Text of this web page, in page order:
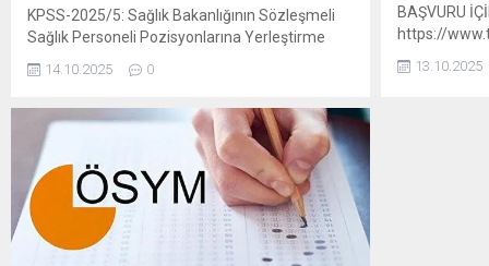
KPSS-2025/5: Sağlık Bakanlığının Sözleşmeli
Sağlık Personeli Pozisyonlarına Yerleştirme
2025 tarihleri arasında tercihleri alınan KPSS-
personeli pozisyonlarına yerleştirme işlemleri
tamamlanmıştır. ” Adaylar, yerleştirme
sonuçlarına 14 Ekim 2025 tarihinde
saat 15.00’ten itibaren
ÖSYM’nin https://sonuc.osym.gov.tr adresinden
T.C. kimlik numaraları ve aday şifreleriyle
erişebilecektir. Yerleştirme sonuçlarına ilişkin
14.10.2025 0
BAŞVURU
https://
13.10.2025